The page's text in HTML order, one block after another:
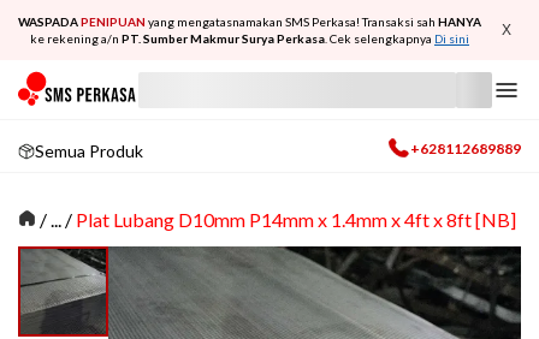
WASPADAPENIPUAN yang mengatasnamakan SMS Perkasa! Transaksi sah HANYA
ke rekening a/n PT. Sumber Makmur Surya Perkasa . Cek selengkapnya Di sini X
Semua Produk +628112689889
/... / Plat Lubang D10mm P14mm x 1.4mm x 4ft x 8ft [NB]